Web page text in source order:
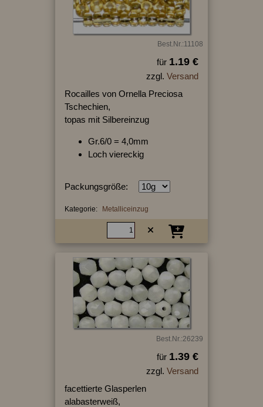
Best.Nr.:11108
für 1.19 €
zzgl. Versand
Rocailles von Ornella Preciosa
Tschechien,
topas mit Silbereinzug
Gr.6/0 = 4,0mm
Loch viereckig
Packungsgröße:
Kategorie: Metalliceinzug
Best.Nr.:26239
für 1.39 €
zzgl. Versand
facettierte Glasperlen
alabasterweiß,